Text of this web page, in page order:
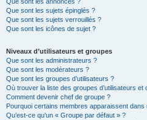
Que sont les sujets épinglés ?
Que sont les sujets verrouillés ?
Que sont les icônes de sujet ?
Niveaux d’utilisateurs et groupes
Que sont les administrateurs ?
Que sont les modérateurs ?
Que sont les groupes d’utilisateurs ?
Où trouver la liste des groupes d’utilisateurs et
Comment devenir chef de groupe ?
Pourquoi certains membres apparaissent dans
Qu’est-ce qu’un « Groupe par défaut » ?